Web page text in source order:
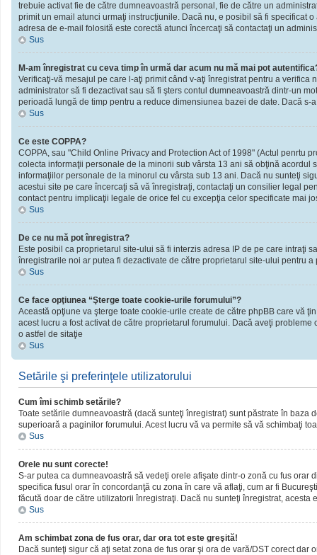
trebuie activat fie de către dumneavoastră personal, fie de către un
primit un email atunci urmaţi instrucţiunile. Dacă nu, e posibil să fi specificat
adresa de e-mail folosită este corectă atunci încercaţi să contactaţi un
Sus
M-am înregistrat cu ceva timp în urmă dar acum nu mă mai pot
Verificaţi-vă mesajul pe care l-aţi primit când v-aţi înregistrat pentru a
administrator să fi dezactivat sau să fi şters contul dumneavoastră dintr-un
perioadă lungă de timp pentru a reduce dimensiunea bazei de date. Dacă
Sus
Ce este COPPA?
COPPA, sau "Child Online Privacy and Protection Act of 1998" (Actul penrtu
colecta informaţii personale de la minorii sub vârsta 13 ani să obţină
informaţiilor personale de la minorul cu vârsta sub 13 ani. Dacă nu sunteţi
acestui site pe care încercaţi să vă înregistraţi, contactaţi un consilier legal
contact pentru implicaţii legale de orice fel cu excepţia celor specificate mai
Sus
De ce nu mă pot înregistra?
Este posibil ca proprietarul site-ului să fi interzis adresa IP de pe care intraţi
înregistrarile noi ar putea fi dezactivate de către proprietarul site-ului pentru
Sus
Ce face opţiunea “Şterge toate cookie-urile forumului”?
Această opţiune va şterge toate cookie-urile create de către phpBB care vă
acest lucru a fost activat de către proprietarul forumului. Dacă aveţi
o astfel de sitaţie
Sus
Setările şi preferinţele utilizatorului
Cum îmi schimb setările?
Toate setările dumneavoastră (dacă sunteţi înregistrat) sunt păstrate în
superioară a paginilor forumului. Acest lucru vă va permite să vă schimbaţi
Sus
Orele nu sunt corecte!
S-ar putea ca dumneavoastră să vedeţi orele afişate dintr-o zonă cu fus
specifica fusul orar în concordanţă cu zona în care vă aflaţi, cum ar fi
făcută doar de către utilizatorii înregistraţi. Dacă nu sunteţi înregistrat, acesta
Sus
Am schimbat zona de fus orar, dar ora tot este greşită!
Dacă sunteţi sigur că aţi setat zona de fus orar şi ora de vară/DST corect